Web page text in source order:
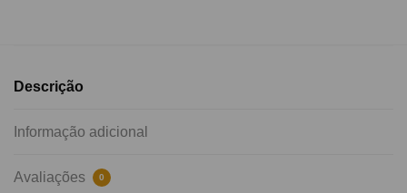
Descrição
Informação adicional
Avaliações 0